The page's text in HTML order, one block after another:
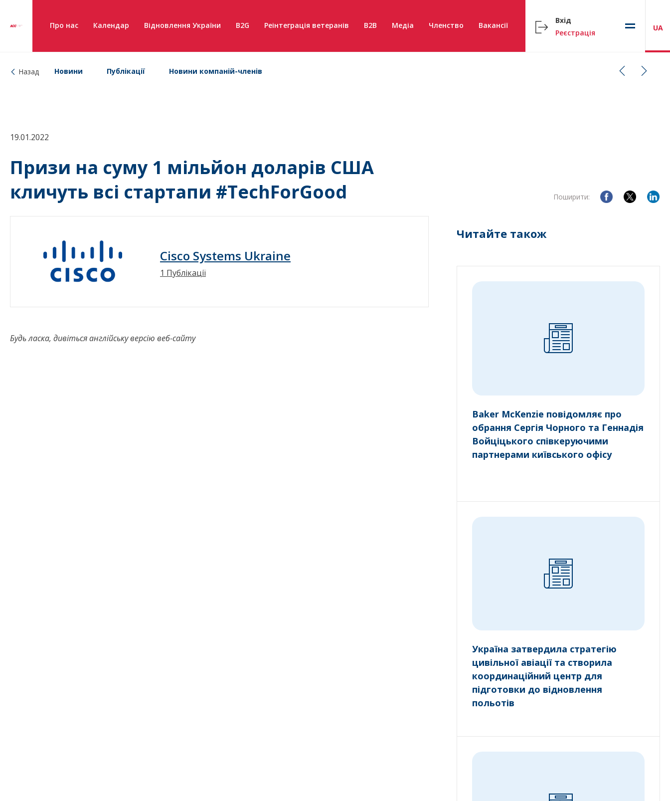
Про нас Календар Відновлення України B2G Реінтеграція ветеранів B2B Медіа Членство Вакансії
Вхід
Реєстрація
UA
Назад Новини Публікації Новини компаній-членів
19.01.2022
Призи на суму 1 мільйон доларів США
кличуть всі стартапи #TechForGood
Поширити:
Cisco Systems Ukraine
1 Публікації
Будь ласка, дивіться англійську версію веб-сайту
Читайте також
Baker McKenzie повідомляє про
обрання Сергія Чорного та Геннадія
Войціцького співкеруючими
партнерами київського офісу
Україна затвердила стратегію
цивільної авіації та створила
координаційний центр для
підготовки до відновлення
польотів